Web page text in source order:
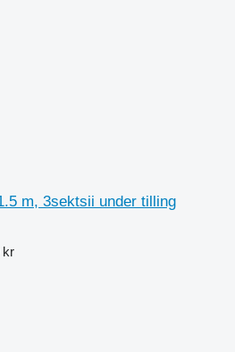
m, 3sektsii under tilling
kr